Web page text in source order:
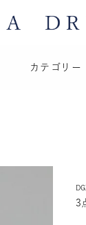
カテゴリー
3